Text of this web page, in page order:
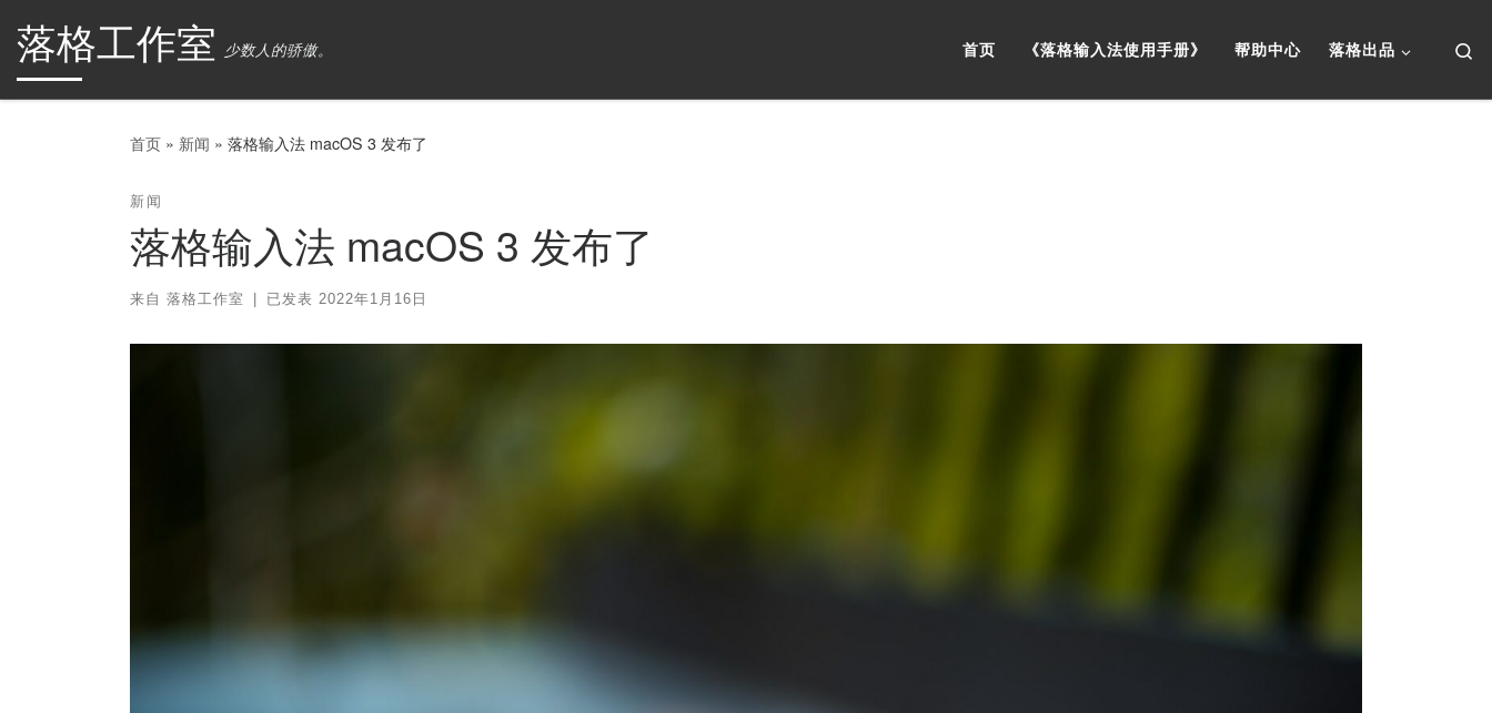
Skip to content
落格工作室 少数人的骄傲。 首页 《落格输入法使用手册》 帮助中心 落格出品
首页 » 新闻 » 落格输入法 macOS 3 发布了
新闻
落格输入法 macOS 3 发布了
来自 落格工作室 已发表 2022年1月16日